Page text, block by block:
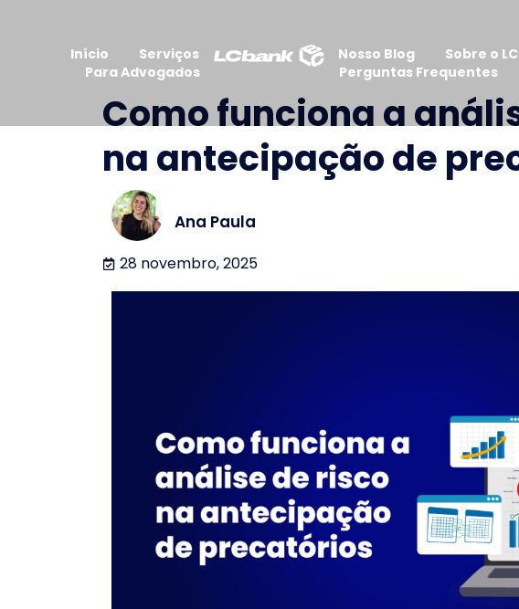
Início
Serviços
Para Advogados
Nosso Blog
Sobre o
Perguntas Frequentes
Como funciona a
na antecipação de
Ana Paula
28 novembro, 2025